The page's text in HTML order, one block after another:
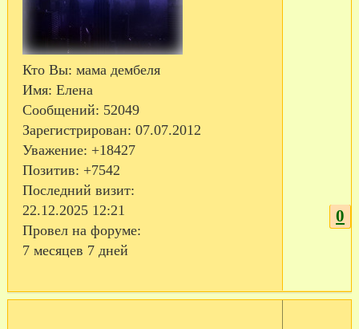
Кто Вы: мама дембеля
Имя: Елена
Сообщений: 52049
Зарегистрирован: 07.07.2012
Уважение: +18427
Позитив: +7542
Последний визит:
22.12.2025 12:21
Провел на форуме:
7 месяцев 7 дней
0